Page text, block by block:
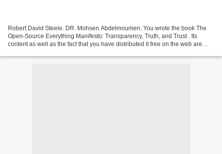
Robert David Steele. DR. Mohsen Abdelmoumen: You wrote the book The
Open-Source Everything Manifesto: Transparency, Truth, and Trust . Its
content as well as the fact that you have distributed it free on the web are